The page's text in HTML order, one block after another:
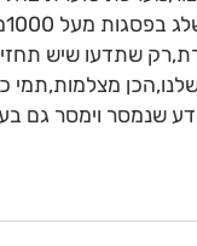
שתדעו שיש תחזית
מצלמות,תמי
שנמסר וימסר גם